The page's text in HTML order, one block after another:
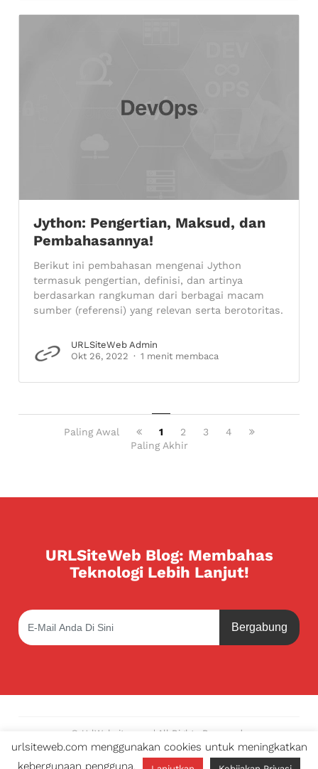
Jython: Pengertian, Maksud, dan
Pembahasannya!
Berikut ini pembahasan mengenai Jython
termasuk pengertian, definisi, dan artinya
berdasarkan rangkuman dari berbagai macam
sumber (referensi) yang relevan serta berotoritas.
URLSiteWeb Admin
Okt 26, 2022
1 menit membaca
Paling Awal 1 2 3
4
Paling Akhir
URLSiteWeb Blog: Membahas
Teknologi Lebih Lanjut!
Bergabung
© UrlWebsite.com | All Rights Reserved.
Developed by RM Digital |
urlsiteweb.com menggunakan cookies untuk meningkatkan
kebergunaan pengguna.